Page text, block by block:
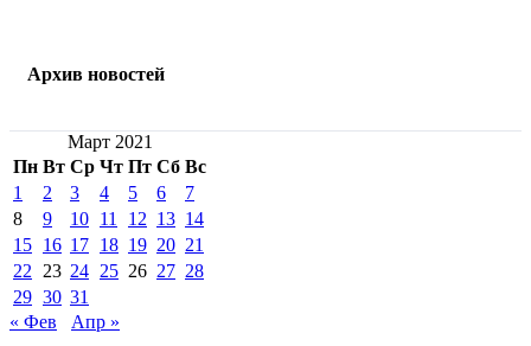
Архив новостей
Март 2021
Пн Вт Ср Чт Пт Сб Вс
1
2 3 4 5 6
7
8
9 10 11 12 13 14
15 16 17 18 19 20 21
22
23 24 25 26 27 28
29 30 31
« Фев
Апр »